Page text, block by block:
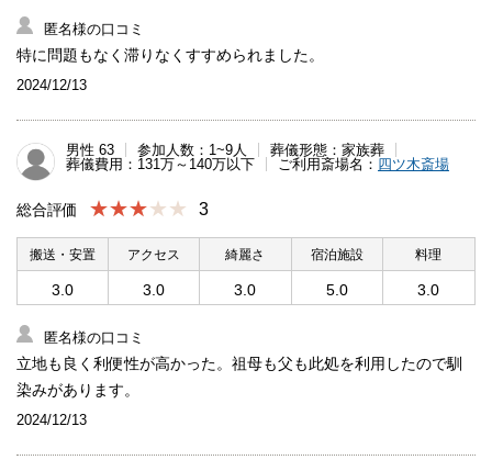
匿名様の口コミ
特に問題もなく滞りなくすすめられました。
2024/12/13
男性 63 参加人数：1~9人
葬儀形態：家族葬
葬儀費用：131万～140万以下
ご利用斎場名： 四ツ木斎場
総合評価 ★★★ 3
搬送・安置
3.0
アクセス
3.0
綺麗さ
3.0
宿泊施設
5.0
料理
3.0
匿名様の口コミ
立地も良く利便性が高かった。祖母も父も此処を利用したので馴
染みがあります。
2024/12/13